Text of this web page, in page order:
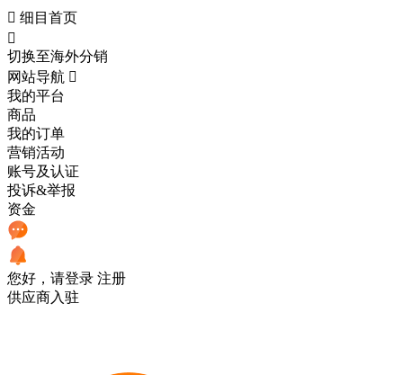
 细目首页

切换至海外分销
网站导航 
我的平台
商品
我的订单
营销活动
账号及认证
投诉&举报
资金
您好，请登录 注册
供应商入驻